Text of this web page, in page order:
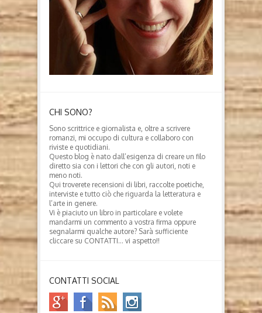
CHI SONO?
Sono scrittrice e giornalista e, oltre a scrivere
romanzi, mi occupo di cultura e collaboro con
riviste e quotidiani.
Questo blog è nato dall’esigenza di creare un filo
diretto sia con i lettori che con gli autori, noti e
meno noti.
Qui troverete recensioni di libri, raccolte poetiche,
interviste e tutto ciò che riguarda la letteratura e
l’arte in genere.
Vi è piaciuto un libro in particolare e volete
mandarmi un commento a vostra firma oppure
segnalarmi qualche autore? Sarà sufficiente
cliccare su CONTATTI… vi aspetto!!
CONTATTI SOCIAL